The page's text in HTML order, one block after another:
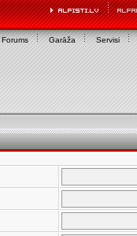
Forums Garāža Servisi